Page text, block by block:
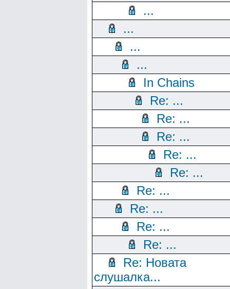
...
...
...
...
In Chains
Re: ...
Re: ...
Re: ...
Re: ...
Re: ...
Re: ...
Re: ...
Re: ...
Re: ...
Re: Новата
слушалка...